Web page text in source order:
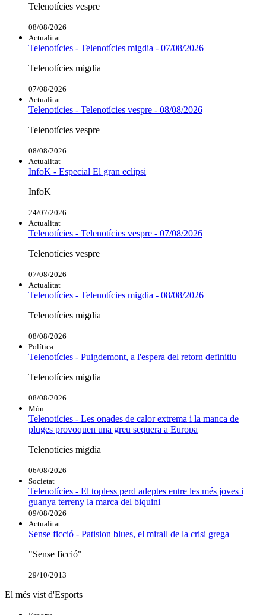
Telenotícies vespre
08/08/2026
Actualitat
Telenotícies - Telenotícies migdia - 07/08/2026
Telenotícies migdia
07/08/2026
Actualitat
Telenotícies - Telenotícies vespre - 08/08/2026
Telenotícies vespre
08/08/2026
Actualitat
InfoK - Especial El gran eclipsi
InfoK
24/07/2026
Actualitat
Telenotícies - Telenotícies vespre - 07/08/2026
Telenotícies vespre
07/08/2026
Actualitat
Telenotícies - Telenotícies migdia - 08/08/2026
Telenotícies migdia
08/08/2026
Política
Telenotícies - Puigdemont, a l'espera del retorn definitiu
Telenotícies migdia
08/08/2026
Món
Telenotícies - Les onades de calor extrema i la manca de
pluges provoquen una greu sequera a Europa
Telenotícies migdia
06/08/2026
Societat
Telenotícies - El topless perd adeptes entre les més joves i
guanya terreny la marca del biquini
09/08/2026
Actualitat
Sense ficció - Patision blues, el mirall de la crisi grega
"Sense ficció"
29/10/2013
El més vist d'Esports